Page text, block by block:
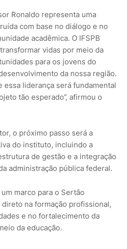
Ronaldo representa uma
com base no diálogo e no
acadêmica. O IFSPB
vidas por meio da
para os jovens do
da nossa região.
essa liderança será fundamental
tão esperado”, afirmou o
o próximo passo será a
do instituto, incluindo a
de gestão e a integração
administração pública federal.
marco para o Sertão
na formação profissional,
e no fortalecimento da
da educação.